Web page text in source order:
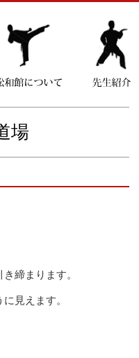
場
締まります。
見えます。